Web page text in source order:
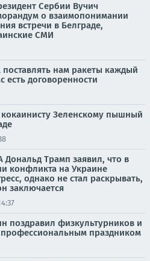
Сербии Вучич
о взаимопонимании
встречи в Белграде,
СМИ
нам ракеты каждый
есть договоренности
кокаинисту Зеленскому пышный
Дональд Трамп заявил, что в
конфликта на Украине
однако не стал раскрывать,
заключается
поздравил физкультурников и
профессиональным праздником